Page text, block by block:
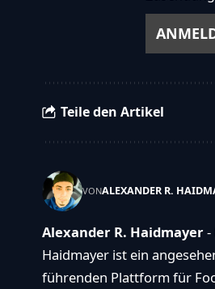
Teile den Artikel
VONALEXANDER R.
Alexander R. Haidmayer-
Haidmayer ist ein
führenden Plattform für